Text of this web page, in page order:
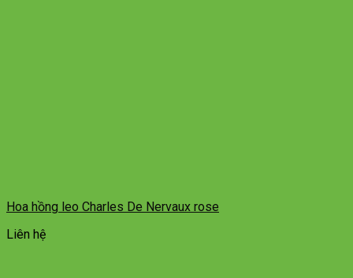
Hoa hồng leo Charles De Nervaux rose
Liên hệ